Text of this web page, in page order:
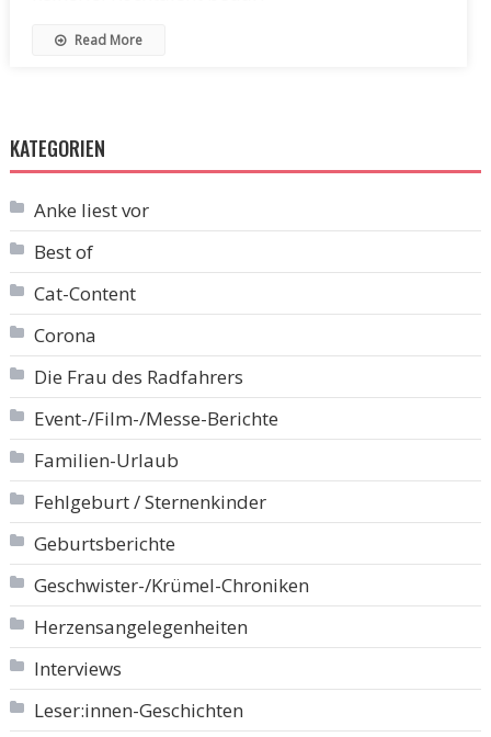
Read More
KATEGORIEN
Anke liest vor
Best of
Cat-Content
Corona
Die Frau des Radfahrers
Event-/Film-/Messe-Berichte
Familien-Urlaub
Fehlgeburt / Sternenkinder
Geburtsberichte
Geschwister-/Krümel-Chroniken
Herzensangelegenheiten
Interviews
Leser:innen-Geschichten